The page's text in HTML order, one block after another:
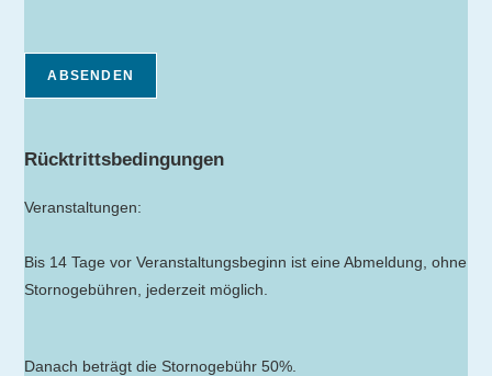
ABSENDEN
Rücktrittsbedingungen
Veranstaltungen:
Bis 14 Tage vor Veranstaltungsbeginn ist eine Abmeldung, ohne
Stornogebühren, jederzeit möglich.
Danach beträgt die Stornogebühr 50%.